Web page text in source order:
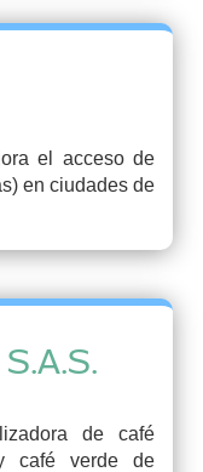
el acceso de
en ciudades de
de café
café verde de